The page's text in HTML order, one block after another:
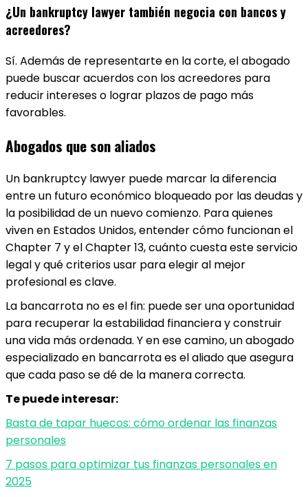
¿Un bankruptcy lawyer también negocia con bancos y
acreedores?
Sí. Además de representarte en la corte, el abogado
puede buscar acuerdos con los acreedores para
reducir intereses o lograr plazos de pago más
favorables.
Abogados que son aliados
Un bankruptcy lawyer puede marcar la diferencia
entre un futuro económico bloqueado por las deudas y
la posibilidad de un nuevo comienzo. Para quienes
viven en Estados Unidos, entender cómo funcionan el
Chapter 7 y el Chapter 13, cuánto cuesta este servicio
legal y qué criterios usar para elegir al mejor
profesional es clave.
La bancarrota no es el fin: puede ser una oportunidad
para recuperar la estabilidad financiera y construir
una vida más ordenada. Y en ese camino, un abogado
especializado en bancarrota es el aliado que asegura
que cada paso se dé de la manera correcta.
Te puede interesar:
Basta de tapar huecos: cómo ordenar las finanzas
personales
7 pasos para optimizar tus finanzas personales en
2025